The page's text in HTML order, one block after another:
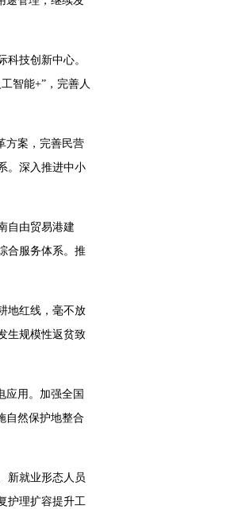
技创新中心。
智能+”，完善人
方案，完善民营
。深入推进中小
自由贸易港建
合服务体系。推
地红线，毫不放
生规模性返贫致
应用。加强全国
自然保护地整合
新就业形态人员
护理扩容提升工